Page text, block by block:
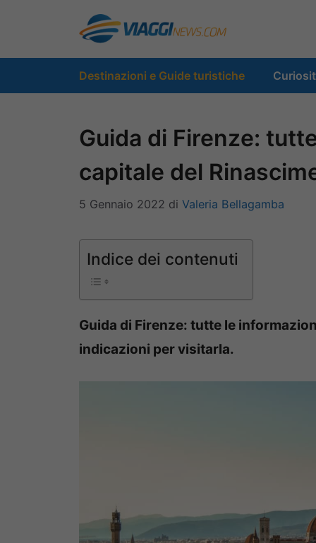
contenuto
Destinazioni e Guide turistiche
Guida di Firenze:
capitale del
5 Gennaio 2022 di Valeria Bellagamba
Indice dei contenuti
Guida di Firenze: tutte le
indicazioni per visitarla.